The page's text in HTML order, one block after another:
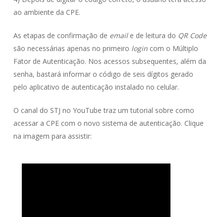
ao ambiente da CPE.
As etapas de confirmação de emaile de leitura do QR Code
são necessárias apenas no primeiro logincom o Múltiplo
Fator de Autenticação. Nos acessos subsequentes, além da
senha, bastará informar o código de seis dígitos gerado
pelo aplicativo de autenticação instalado no celular.
O canal do STJ no YouTube traz um tutorial sobre como
acessar a CPE com o novo sistema de autenticação. Clique
na imagem para assistir: